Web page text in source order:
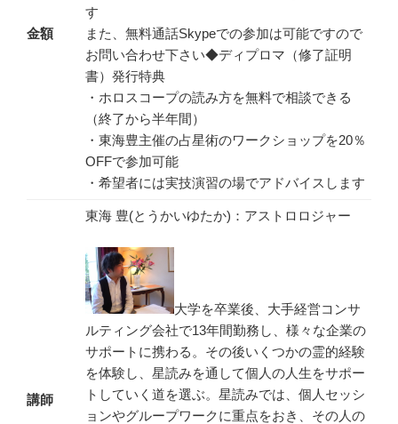
金額
す
また、無料通話Skypeでの参加は可能ですので
お問い合わせ下さい◆ディプロマ（修了証明
書）発行特典
・ホロスコープの読み方を無料で相談できる
（終了から半年間）
・東海豊主催の占星術のワークショップを20％
OFFで参加可能
・希望者には実技演習の場でアドバイスします
講師
東海 豊(とうかいゆたか)：アストロロジャー
大学を卒業後、大手経営コンサ
ルティング会社で13年間勤務し、様々な企業の
サポートに携わる。その後いくつかの霊的経験
を体験し、星読みを通して個人の人生をサポー
トしていく道を選ぶ。星読みでは、個人セッシ
ョンやグループワークに重点をおき、その人の